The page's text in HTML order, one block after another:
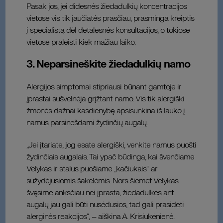
Pasak jos, jei didesnės žiedadulkių koncentracijos
vietose vis tik jaučiatės prasčiau, prasminga kreiptis
į specialistą dėl detalesnės konsultacijos, o tokiose
vietose praleisti kiek mažiau laiko.
3. Neparsineškite žiedadulkių namo
Alergijos simptomai stipriausi būnant gamtoje ir
įprastai sušvelnėja grįžtant namo. Vis tik alergiški
žmonės dažnai kasdienybę apsisunkina iš lauko į
namus parsinešdami žydinčių augalų.
„Jei įtariate, jog esate alergiški, venkite namus puošti
žydinčiais augalais. Tai ypač būdinga, kai švenčiame
Velykas ir stalus puošiame „kačiukais“ ar
sužydėjusiomis šakelėmis. Nors šiemet Velykas
švęsime anksčiau nei įprasta, žiedadulkės ant
augalų jau gali būti nusėdusios, tad gali prasidėti
alerginės reakcijos“, – aiškina A. Krisiukėnienė.